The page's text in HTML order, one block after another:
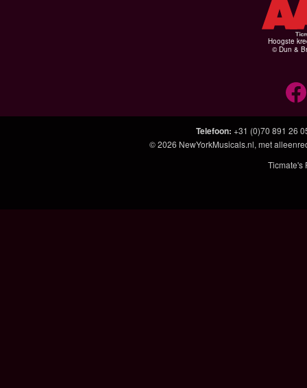
Hoogste
© Dun &
Telefoon: +31 (0)70 891 26
© 2026 NewYorkMusicals.nl, met
Ticmate's